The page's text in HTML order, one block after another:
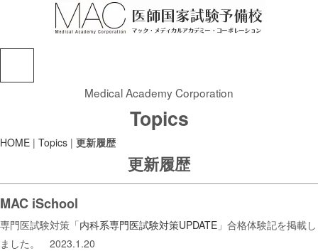
Medical Academy Corporation
Topics
HOME | Topics | 更新履歴
更新履歴
MAC iSchool
専門医試験対策「内科系専門医試験対策UPDATE 」合格体験記を掲載し
ました。 2023.1.20